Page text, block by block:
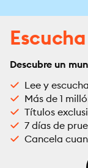
Descubre un
Lee y
Más de 1
Títulos
7 días de
Cancela